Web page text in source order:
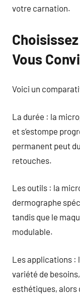
votre carnation.
Vous
Voici un
La durée : la
et s’estompe
permanent peut
retouches.
Les outils : la
dermographe
tandis que le
modulable.
Les applications :
variété de
esthétiques, alors